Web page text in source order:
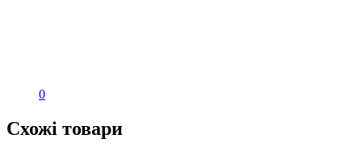
0
Схожі товари